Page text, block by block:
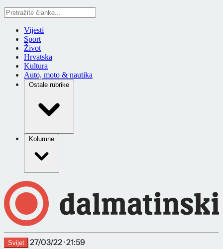
Vijesti
Sport
Život
Hrvatska
Kultura
Auto, moto & nautika
Ostale rubrike
Kolumne
Svijet 27/03/22 · 21:59